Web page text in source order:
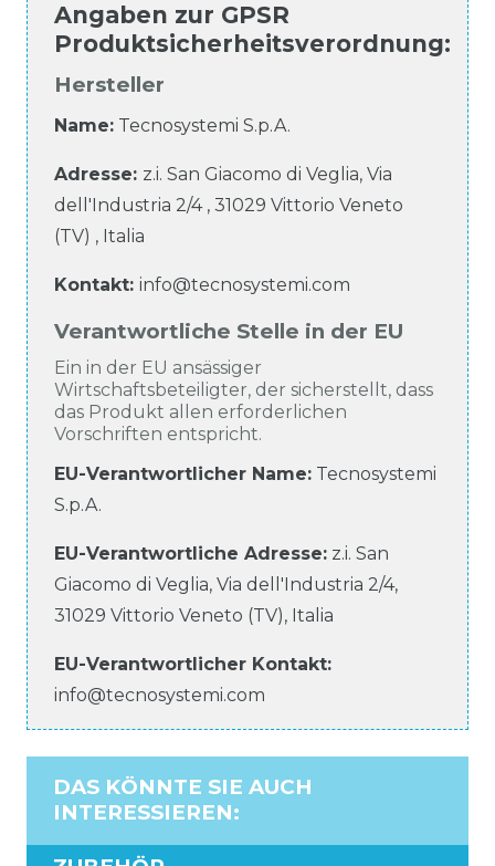
Angaben zur GPSR
Produktsicherheitsverordnung:
Hersteller
Name: Tecnosystemi S.p.A.
Adresse: z.i. San Giacomo di Veglia, Via
dell'Industria 2/4, 31029 Vittorio Veneto
(TV) , Italia
Kontakt: info@tecnosystemi.com
Verantwortliche Stelle in der EU
Ein in der EU ansässiger
Wirtschaftsbeteiligter, der sicherstellt, dass
das Produkt allen erforderlichen
Vorschriften entspricht.
EU-Verantwortlicher Name: Tecnosystemi
S.p.A.
EU-Verantwortliche Adresse: z.i. San
Giacomo di Veglia, Via dell'Industria 2/4,
31029 Vittorio Veneto (TV), Italia
EU-Verantwortlicher Kontakt:
info@tecnosystemi.com
DAS KÖNNTE SIE AUCH
INTERESSIEREN: